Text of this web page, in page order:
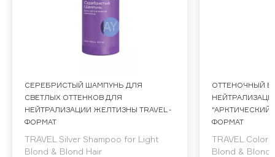
СЕРЕБРИСТЫЙ ШАМПУНЬ ДЛЯ
СВЕТЛЫХ ОТТЕНКОВ ДЛЯ
НЕЙТРАЛИЗАЦИИ ЖЕЛТИЗНЫ TRAVEL -
ФОРМАТ
TRAVEL Silver Shampoo for Light
Blond & Blond Hair
ОТТЕНОЧНЫЙ
"АРКТИЧЕСКИЙ
ФОРМАТ
TRAVEL Color
Blond &